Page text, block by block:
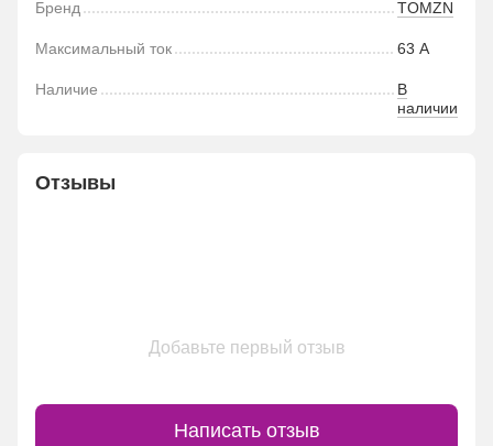
Бренд TOMZN
Максимальный ток 63 А
Наличие
В
наличии
Отзывы
Добавьте первый отзыв
Написать отзыв